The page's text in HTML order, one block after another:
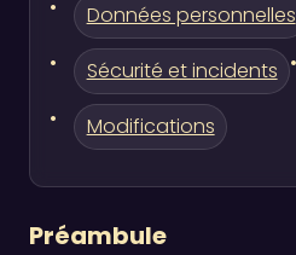
Données personnelles
Sécurité et incidents
Modifications
Préambule